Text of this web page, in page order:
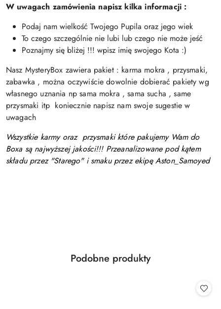
W uwagach zamówienia napisz kilka informacji :
Podaj nam wielkość Twojego Pupila oraz jego wiek
To czego szczególnie nie lubi lub czego nie może jeść
Poznajmy się bliżej !!! wpisz imię swojego Kota :)
Nasz MysteryBox zawiera pakiet : karma mokra , przysmaki,
zabawka , można oczywiście dowolnie dobierać pakiety wg
własnego uznania np sama mokra , sama sucha , same
przysmaki itp koniecznie napisz nam swoje sugestie w
uwagach
Wszystkie karmy oraz przysmaki które pakujemy Wam do
Boxa są najwyższej jakości!!! Przeanalizowane pod kątem
składu przez "Starego" i smaku przez ekipę Aston_Samoyed
Pomiń karuzelę produktów
Produkty
Podobne produkty